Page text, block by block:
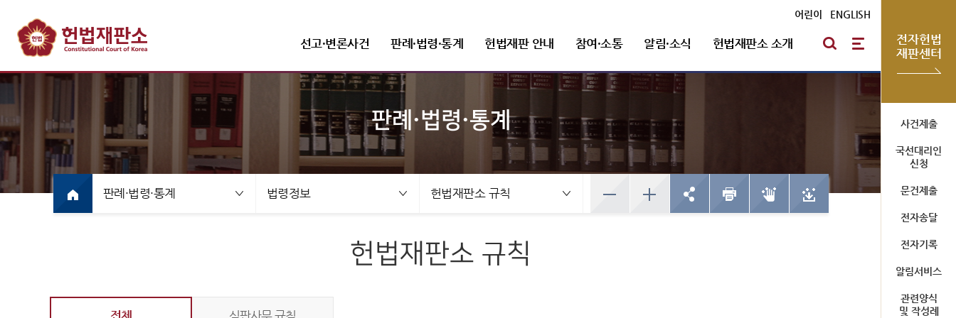
선고·변론사건
선고사건
선고목록 및 결정문
만화로 보는 결정
선고동영상
변론사건
변론일정
변론목록
변론동영상
방청신청
예약하기
확인/취소
판례·법령·통계
판례정보
공보판례
분야별 주요판례
판례검색
발간자료
헌법재판실무제요
주요 연속간행물
기타 발간자료
헌법재판통계
한눈에 보는 헌법재판
사건통계
법령정보 입법예고
헌법재판 안내
헌법재판 개관 헌법재판소 권한
헌법소원심판
위헌법률심판
심판절차 일반
참여·소통
FAQ(자주 묻는 질문) 질문과 답변 자유게시판
예산낭비신고 정보공개
사전정보 공개
세입·세출 예산 운용현황
정보공개 청구
Open API
심판기록복사
심판확정기록 복사신청
신청확인
알림·소식
새소식 보도자료 포토뉴스
뉴스레터 공직자윤리위원회
취업이력공시
채용안내
헌법재판소 소개
헌법재판소장
인사말
프로필
조직 및 직원
재판관
사무처ㆍ차장
연혁
상징소개 홍보자료
어린이 ENGLISH
선고·변론사건 선고사건
선고목록 및 결정문
변론사건
변론일정
방청신청
예약하기
확인/취소
판례·법령·통계
판례·법령·통계 법령정보 헌법재판소 규칙
헌법재판소 규칙
전체 심판사무 규칙
전자헌법
재판센터
사건제출
국선대리인
신청
문건제출
전자송달
전자기록
알림서비스
관련양식
및 작성례